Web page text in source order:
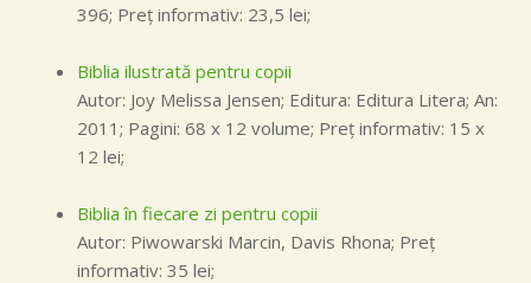
396; Preţ informativ: 23,5 lei;
Biblia ilustrată pentru copii
Autor: Joy Melissa Jensen; Editura: Editura Litera; An:
2011; Pagini: 68 x 12 volume; Preţ informativ: 15 x
12 lei;
Biblia în fiecare zi pentru copii
Autor: Piwowarski Marcin, Davis Rhona; Preţ
informativ: 35 lei;